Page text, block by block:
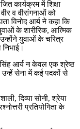
कार्यक्रम में शिक्षा
व वीरांगनाओं को
विनोद आर्य ने कहा कि
के शारीरिक, आत्मिक
युवाओं के चरित्र
आर्य न केवल एक श्रेष्ठ
उन्हें सेना में कई पदकों से
दिव्या सोनी, श्रेया
प्रतियोगिता के